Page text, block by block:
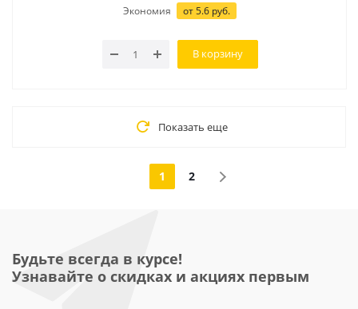
Экономия от 5.6 руб.
В корзину
Показать еще
1 2
Будьте всегда в курсе!
Узнавайте о скидках и акциях первым